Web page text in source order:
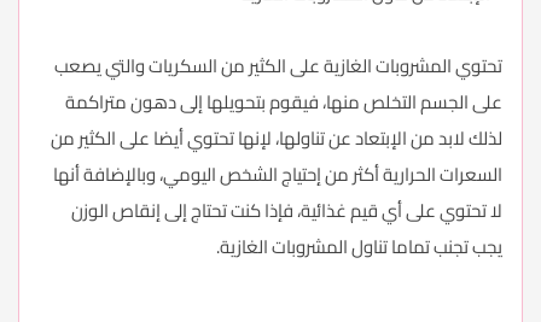
تحتوي المشروبات الغازية على الكثير من السكريات والتي يصعب
على الجسم التخلص منها، فيقوم بتحويلها إلى دهون متراكمة
لذلك لابد من الإبتعاد عن تناولها، لإنها تحتوي أيضا على الكثير من
السعرات الحرارية أكثر من إحتياج الشخص اليومي، وبالإضافة أنها
لا تحتوي على أي قيم غذائية، فإذا كنت تحتاج إلى إنقاص الوزن
يجب تجنب تماما تناول المشروبات الغازية.